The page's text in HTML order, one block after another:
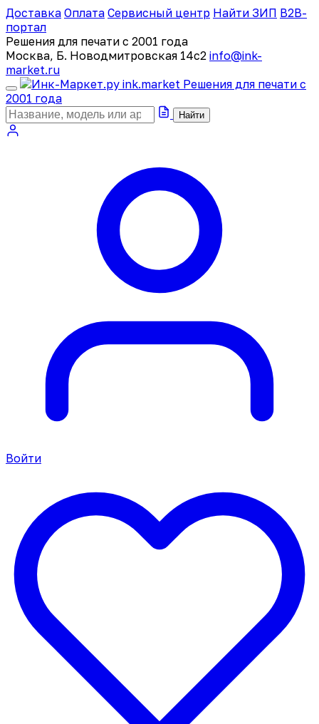
Доставка Оплата Сервисный центр Найти ЗИП B2B-
портал
Решения для печати с 2001 года
Москва, Б. Новодмитровская 14с2 info@ink-
market.ru
ink.market Решения для печати с
2001 года
Найти
Войти